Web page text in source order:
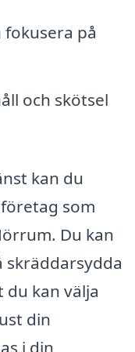
på
och skötsel
kan du
som
Du kan
skräddarsydda
kan välja
din
i din